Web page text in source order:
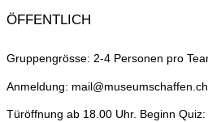
ÖFFENTLICH
Gruppengrösse: 2-4 Personen pro
Anmeldung: mail@museumschaffen.ch
Türöffnung ab 18.00 Uhr. Beginn Quiz: